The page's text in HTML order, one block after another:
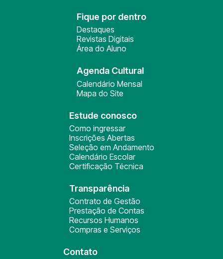
Fique por dentro
Destaques
Revistas Digitais
Área do Aluno
Agenda Cultural
Calendário Mensal
Mapa do Site
Estude conosco
Como ingressar
Inscrições Abertas
Seleção em Andamento
Calendário Escolar
Certificação Técnica
Transparência
Contrato de Gestão
Prestação de Contas
Recursos Humanos
Compras e Serviços
Contato